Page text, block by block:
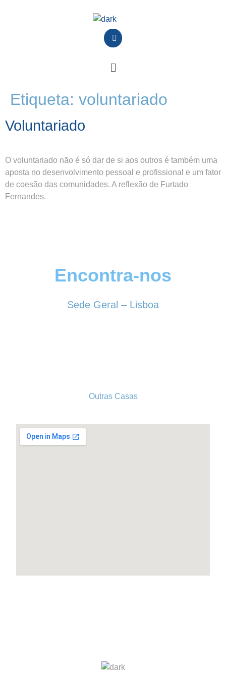
Etiqueta: voluntariado
Voluntariado
O voluntariado não é só dar de si aos outros é também uma
aposta no desenvolvimento pessoal e profissional e um fator
de coesão das comunidades. A reflexão de Furtado
Fernandes.
Encontra-nos
Sede Geral – Lisboa
Outras Casas